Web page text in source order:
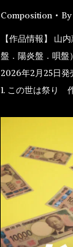
Composition By
【作品情報】 山
盤．陽炎盤．唄
2026年2月25日発
1. この世は祭り